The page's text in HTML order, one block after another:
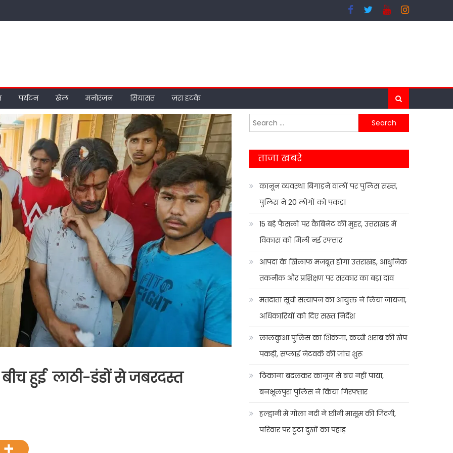
पर्यटन खेल मनोरंजन सियासत ज़रा हटके
बीच हुई लाठी-डंडों से जबरदस्त
Search
for:
ताजा खबरे
कानून व्यवस्था बिगाड़ने वालों पर पुलिस सख्त,
पुलिस ने 20 लोगों को पकड़ा
15 बड़े फैसलों पर कैबिनेट की मुहर, उत्तराखंड में
विकास को मिली नई रफ्तार
आपदा के खिलाफ मजबूत होगा उत्तराखंड, आधुनिक
तकनीक और प्रशिक्षण पर सरकार का बड़ा दांव
मतदाता सूची सत्यापन का आयुक्त ने लिया जायजा,
अधिकारियों को दिए सख्त निर्देश
लालकुआं पुलिस का शिकंजा, कच्ची शराब की खेप
पकड़ी, सप्लाई नेटवर्क की जांच शुरू
ठिकाना बदलकर कानून से बच नहीं पाया,
बनभूलपुरा पुलिस ने किया गिरफ्तार
हल्द्वानी में गोला नदी ने छीनी मासूम की जिंदगी,
परिवार पर टूटा दुखों का पहाड़